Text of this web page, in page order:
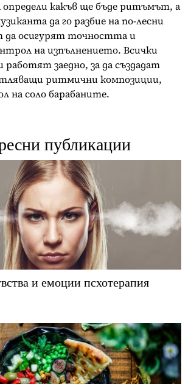
определи какъв ще бъде ритъмът, а
да го разбие на по-лесни
да осигурят точността и
на изпълнението. Всички
заедно, за да създадат
ритмични композиции,
на соло барабаните.
публикации
и емоции псхотерапия